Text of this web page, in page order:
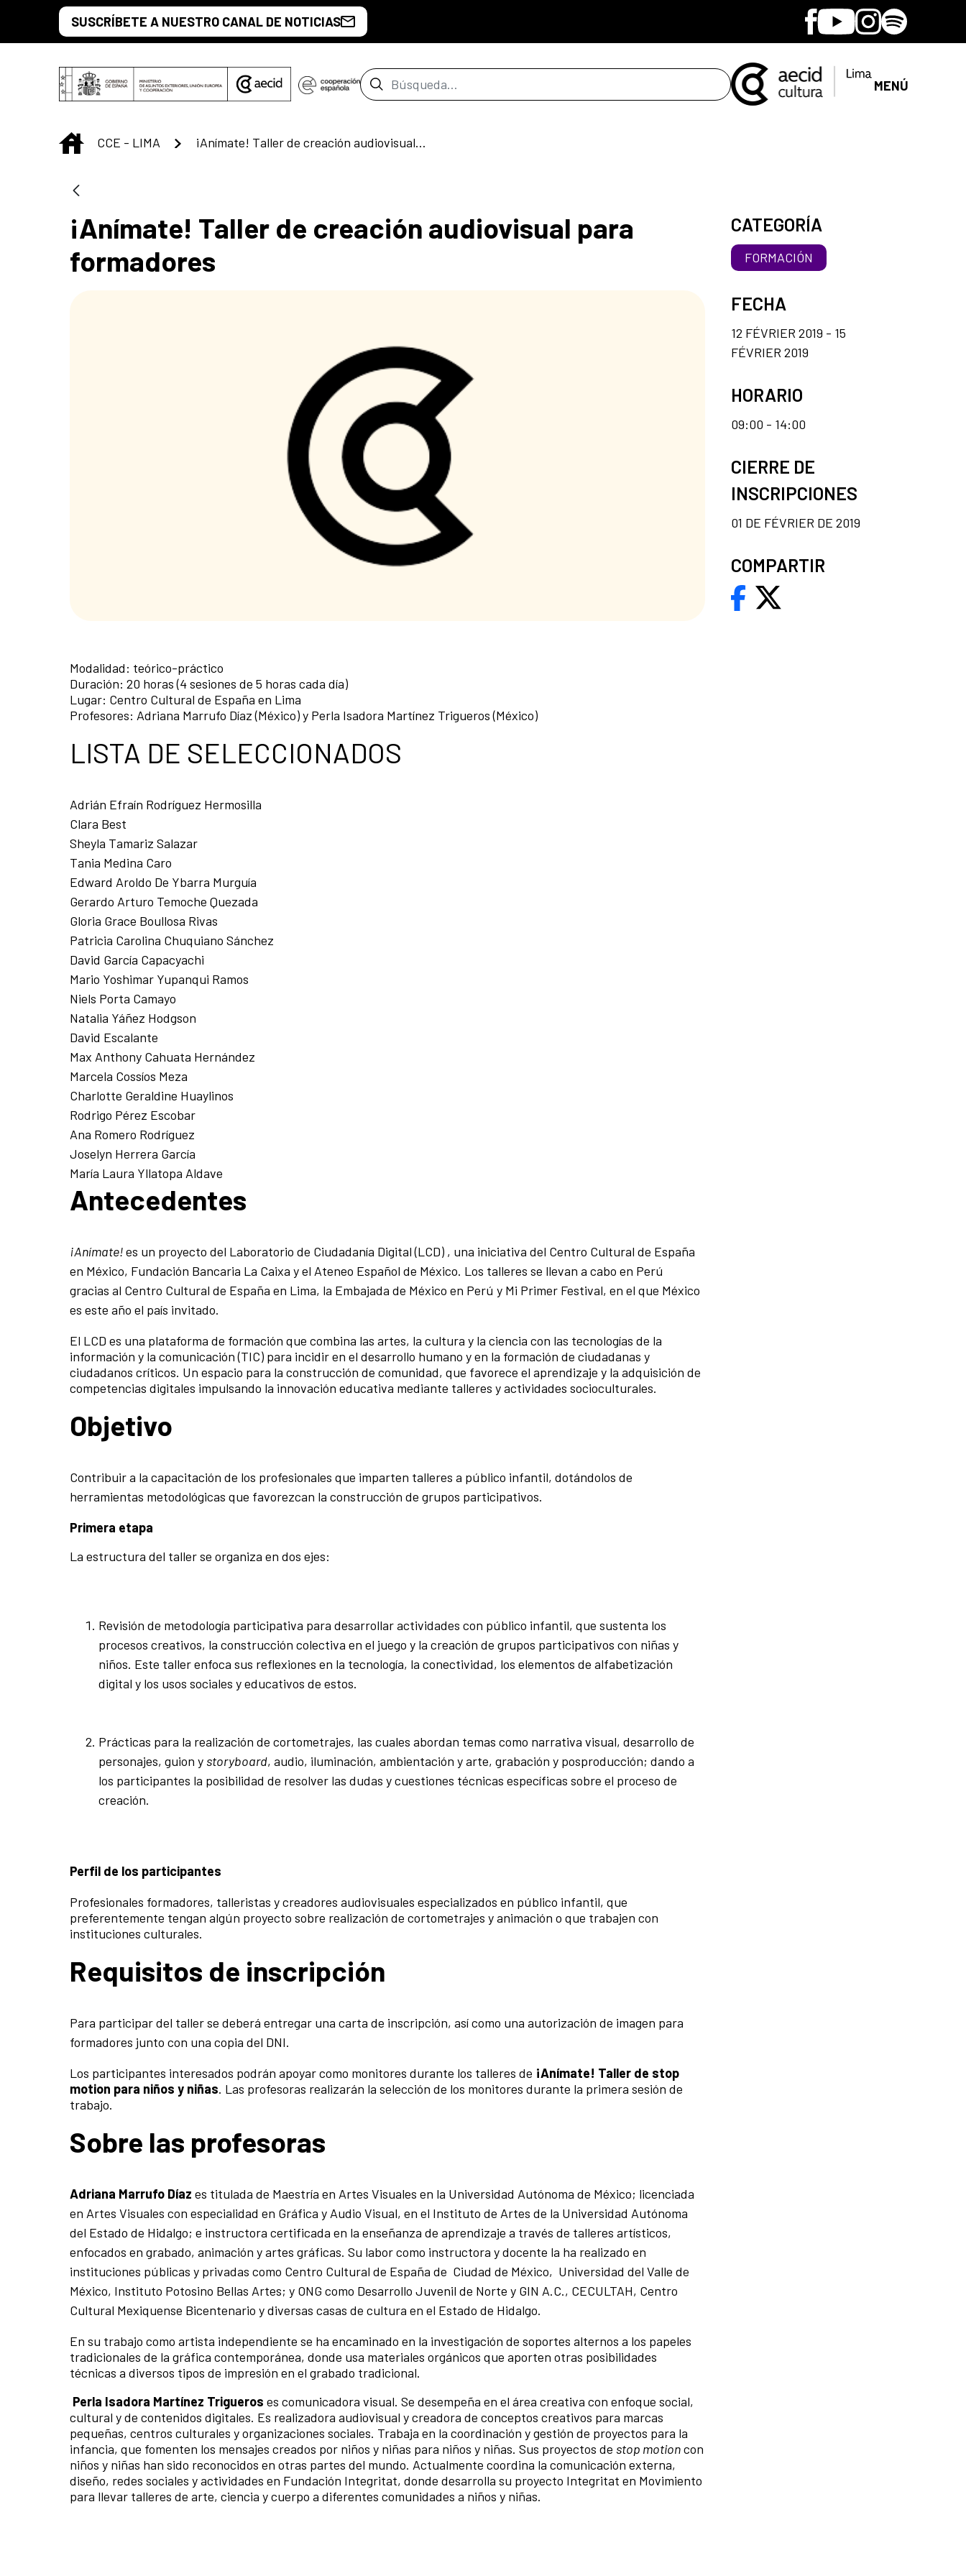
Saltar al contenido principal
SUSCRÍBETE A NUESTRO CANAL DE NOTICIAS Facebook
YoutubeInstagram
Spotify
Barra de búsqueda MENÚ
INICIO
CCE - LIMA ¡Anímate! Taller de creación audiovisual para formadores
¡Anímate! Taller de creación audiovisual para
formadores
Modalidad: teórico-práctico
Duración: 20 horas (4 sesiones de 5 horas cada día)
Lugar: Centro Cultural de España en Lima
Profesores: Adriana Marrufo Díaz (México) y Perla Isadora Martínez Trigueros (México)
LISTA DE SELECCIONADOS
Adrián Efraín Rodríguez Hermosilla
Clara Best
Sheyla Tamariz Salazar
Tania Medina Caro
Edward Aroldo De Ybarra Murguía
Gerardo Arturo Temoche Quezada
Gloria Grace Boullosa Rivas
Patricia Carolina Chuquiano Sánchez
David García Capacyachi
Mario Yoshimar Yupanqui Ramos
Niels Porta Camayo
Natalia Yáñez Hodgson
David Escalante
Max Anthony Cahuata Hernández
Marcela Cossíos Meza
Charlotte Geraldine Huaylinos
Rodrigo Pérez Escobar
Ana Romero Rodríguez
Joselyn Herrera García
María Laura Yllatopa Aldave
Antecedentes
¡Anímate!es un proyecto del Laboratorio de Ciudadanía Digital (LCD) , una iniciativa del Centro Cultural de España
en México, Fundación Bancaria La Caixa y el Ateneo Español de México. Los talleres se llevan a cabo en Perú
gracias al Centro Cultural de España en Lima, la Embajada de México en Perú y Mi Primer Festival, en el que México
es este año el país invitado.
El LCD es una plataforma de formación que combina las artes, la cultura y la ciencia con las tecnologías de la
información y la comunicación (TIC) para incidir en el desarrollo humano y en la formación de ciudadanas y
ciudadanos críticos. Un espacio para la construcción de comunidad, que favorece el aprendizaje y la adquisición de
competencias digitales impulsando la innovación educativa mediante talleres y actividades socioculturales.
Objetivo
Contribuir a la capacitación de los profesionales que imparten talleres a público infantil, dotándolos de
herramientas metodológicas que favorezcan la construcción de grupos participativos.
Primera etapa
La estructura del taller se organiza en dos ejes:
Revisión de metodología participativa para desarrollar actividades con público infantil, que sustenta los
procesos creativos, la construcción colectiva en el juego y la creación de grupos participativos con niñas y
niños. Este taller enfoca sus reflexiones en la tecnología, la conectividad, los elementos de alfabetización
digital y los usos sociales y educativos de estos.
Prácticas para la realización de cortometrajes, las cuales abordan temas como narrativa visual, desarrollo de
personajes, guion y storyboard, audio, iluminación, ambientación y arte, grabación y posproducción; dando a
los participantes la posibilidad de resolver las dudas y cuestiones técnicas específicas sobre el proceso de
creación.
Perfil de los participantes
Profesionales formadores, talleristas y creadores audiovisuales especializados en público infantil, que
preferentemente tengan algún proyecto sobre realización de cortometrajes y animación o que trabajen con
instituciones culturales.
Requisitos de inscripción
Para participar del taller se deberá entregar una carta de inscripción, así como una autorización de imagen para
formadores junto con una copia del DNI.
Los participantes interesados podrán apoyar como monitores durante los talleres de ¡Anímate! Taller de stop
motion para niños y niñas. Las profesoras realizarán la selección de los monitores durante la primera sesión de
trabajo.
Sobre las profesoras
Adriana Marrufo Díaz es titulada de Maestría en Artes Visuales en la Universidad Autónoma de México; licenciada
en Artes Visuales con especialidad en Gráfica y Audio Visual, en el Instituto de Artes de la Universidad Autónoma
del Estado de Hidalgo; e instructora certificada en la enseñanza de aprendizaje a través de talleres artísticos,
enfocados en grabado, animación y artes gráficas. Su labor como instructora y docente la ha realizado en
instituciones públicas y privadas como Centro Cultural de España de Ciudad de México, Universidad del Valle de
México, Instituto Potosino Bellas Artes; y ONG como Desarrollo Juvenil de Norte y GIN A.C., CECULTAH, Centro
Cultural Mexiquense Bicentenario y diversas casas de cultura en el Estado de Hidalgo.
En su trabajo como artista independiente se ha encaminado en la investigación de soportes alternos a los papeles
tradicionales de la gráfica contemporánea, donde usa materiales orgánicos que aporten otras posibilidades
técnicas a diversos tipos de impresión en el grabado tradicional.
Perla Isadora Martínez Trigueros es comunicadora visual. Se desempeña en el área creativa con enfoque social,
cultural y de contenidos digitales. Es realizadora audiovisual y creadora de conceptos creativos para marcas
pequeñas, centros culturales y organizaciones sociales. Trabaja en la coordinación y gestión de proyectos para la
infancia, que fomenten los mensajes creados por niños y niñas para niños y niñas. Sus proyectos de stop motioncon
niños y niñas han sido reconocidos en otras partes del mundo. Actualmente coordina la comunicación externa,
diseño, redes sociales y actividades en Fundación Integritat, donde desarrolla su proyecto Integritat en Movimiento
para llevar talleres de arte, ciencia y cuerpo a diferentes comunidades a niños y niñas.
CATEGORÍA
FORMACIÓN
FECHA
12 FÉVRIER 2019 - 15
FÉVRIER 2019
HORARIO
09:00 - 14:00
CIERRE DE
INSCRIPCIONES
01 DE FÉVRIER DE 2019
COMPARTIR